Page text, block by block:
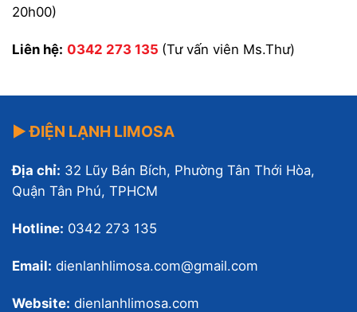
20h00)
Liên hệ: 0342 273 135 (Tư vấn viên Ms.Thư)
▶ ĐIỆN LẠNH LIMOSA
Địa chỉ: 32 Lũy Bán Bích, Phường Tân Thới Hòa,
Quận Tân Phú, TPHCM
Hotline: 0342 273 135
Email: dienlanhlimosa.com@gmail.com
Website: dienlanhlimosa.com